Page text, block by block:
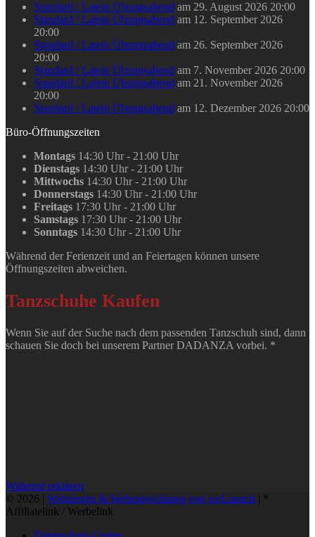
Standard / Latein Übungsabend am 29. August 2026 20:00
Standard / Latein Übungsabend am 12. September 2026
20:00
Standard / Latein Übungsabend am 26. September 2026
20:00
Standard / Latein Übungsabend am 7. November 2026 20:00
Standard / Latein Übungsabend am 21. November 2026
20:00
Standard / Latein Übungsabend am 12. Dezember 2026 20:00
Büro-Öffnungszeiten
Montags 14:30 Uhr - 21:00 Uhr
Dienstags 14:30 Uhr - 21:00 Uhr
Mittwochs 14:30 Uhr - 21:00 Uhr
Donnerstags 14:30 Uhr - 21:00 Uhr
Freitags 17:30 Uhr - 21:00 Uhr
Samstags 17:30 Uhr - 21:00 Uhr
Sonntags 14:30 Uhr - 21:00 Uhr
Während der Ferienzeit und an Feiertagen können unsere
Öffnungszeiten abweichen.
Tanzschuhe Kaufen
Wenn Sie auf der Suche nach dem passenden Tanzschuh sind, dann
schauen Sie doch bei unserem Partner DADANZA vorbei. *
Widerruf erklären
© 2026 | Webdesign & Webentwicklung von weLaunch | *
Affiliatelink / Werbelink